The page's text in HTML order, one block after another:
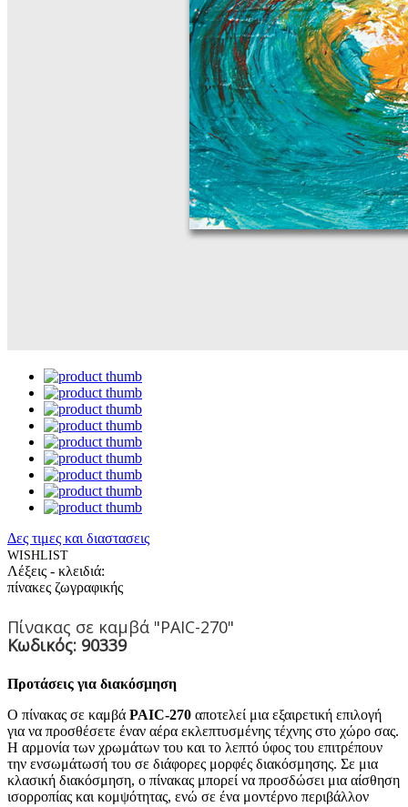
Δες τιμες και διαστασεις
WISHLIST
Λέξεις - κλειδιά:
πίνακες ζωγραφικής
Πίνακας σε καμβά "PAIC-270"
Κωδικός: 90339
Προτάσεις για διακόσμηση
Ο πίνακας σε καμβά PAIC-270 αποτελεί μια εξαιρετική επιλογή
για να προσθέσετε έναν αέρα εκλεπτυσμένης τέχνης στο χώρο σας.
Η αρμονία των χρωμάτων του και το λεπτό ύφος του επιτρέπουν
την ενσωμάτωσή του σε διάφορες μορφές διακόσμησης. Σε μια
κλασική διακόσμηση, ο πίνακας μπορεί να προσδώσει μια αίσθηση
ισορροπίας και κομψότητας, ενώ σε ένα μοντέρνο περιβάλλον